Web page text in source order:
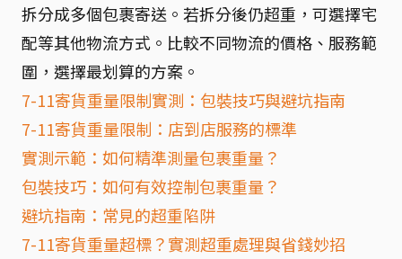
拆分成多個包裹寄送。若拆分後仍超重，可選擇宅
配等其他物流方式。比較不同物流的價格、服務範
圍，選擇最划算的方案。
7-11寄貨重量限制實測：包裝技巧與避坑指南
7-11寄貨重量限制：店到店服務的標準
實測示範：如何精準測量包裹重量？
包裝技巧：如何有效控制包裹重量？
避坑指南：常見的超重陷阱
7-11寄貨重量超標？實測超重處理與省錢妙招